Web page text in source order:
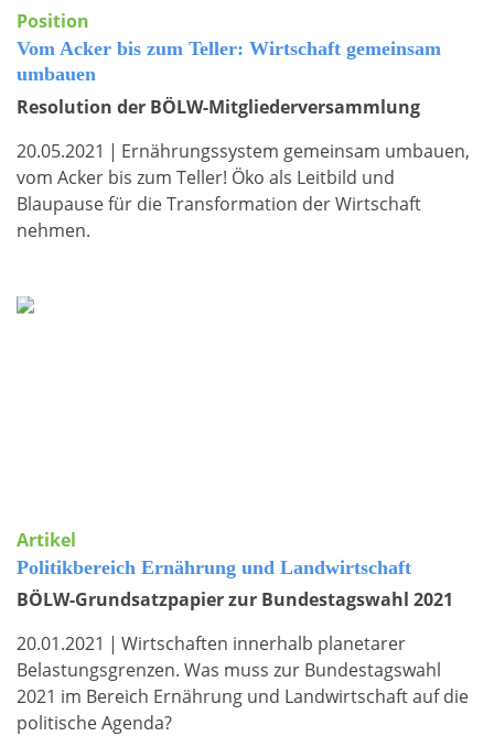
Position
Vom Acker bis zum Teller: Wirtschaft gemeinsam
umbauen
Resolution der BÖLW-Mitgliederversammlung
20.05.2021 | Ernährungssystem gemeinsam umbauen,
vom Acker bis zum Teller! Öko als Leitbild und
Blaupause für die Transformation der Wirtschaft
nehmen.
Artikel
Politikbereich Ernährung und Landwirtschaft
BÖLW-Grundsatzpapier zur Bundestagswahl 2021
20.01.2021 | Wirtschaften innerhalb planetarer
Belastungsgrenzen. Was muss zur Bundestagswahl
2021 im Bereich Ernährung und Landwirtschaft auf die
politische Agenda?